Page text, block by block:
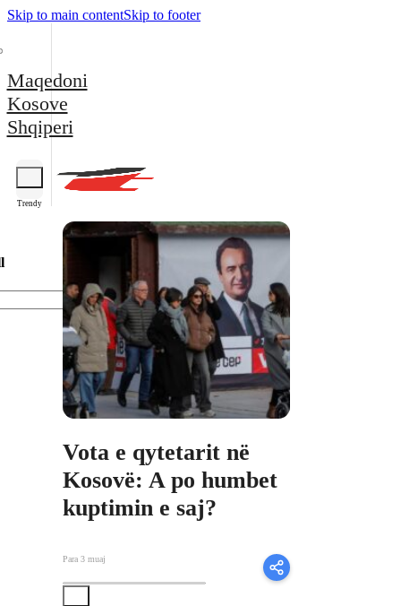
Skip to main contentSkip to footer
Maqedoni
Kosove
Shqiperi
Trendy
Vota e qytetarit në
Kosovë: A po humbet
kuptimin e saj?
Para 3 muaj